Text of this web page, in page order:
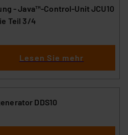
- Java™-Control-Unit JCU10
Teil 3/4
Lesen Sie mehr
DDS10